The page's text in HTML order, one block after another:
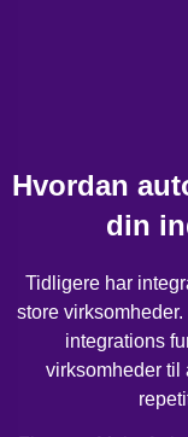
Hvordan
din
Tidligere har
store
integrations
virksomheder til